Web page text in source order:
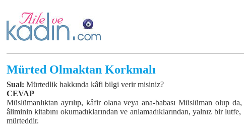
Mürted Olmaktan Korkmalı
Sual: Mürtedlik hakkında kâfi bilgi verir misiniz?
CEVAP
Müslümanlıktan ayrılıp, kâfir olana veya ana-babası Müslüman olup
âliminin kitabını okumadıklarından ve anlamadıklarından, yalnız bir
mürteddir.